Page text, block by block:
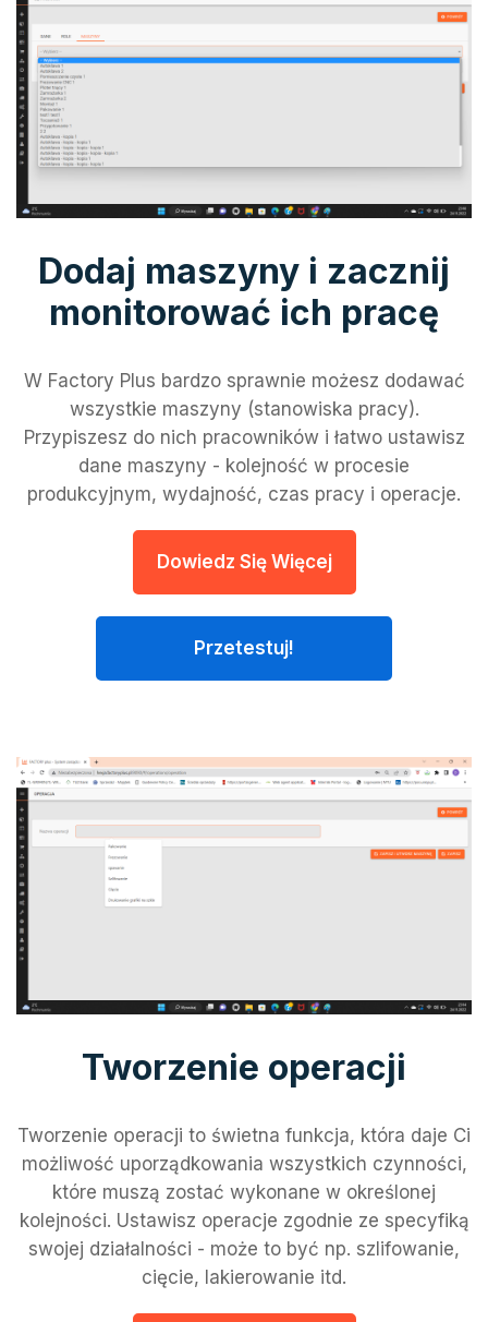
Dodaj maszyny i zacznij
monitorować ich pracę
W Factory Plus bardzo sprawnie możesz dodawać
wszystkie maszyny (stanowiska pracy).
Przypiszesz do nich pracowników i łatwo ustawisz
dane maszyny - kolejność w procesie
produkcyjnym, wydajność, czas pracy i operacje.
Dowiedz Się Więcej
Przetestuj!
Tworzenie operacji
Tworzenie operacji to świetna funkcja, która daje Ci
możliwość uporządkowania wszystkich czynności,
które muszą zostać wykonane w określonej
kolejności. Ustawisz operacje zgodnie ze specyfiką
swojej działalności - może to być np. szlifowanie,
cięcie, lakierowanie itd.